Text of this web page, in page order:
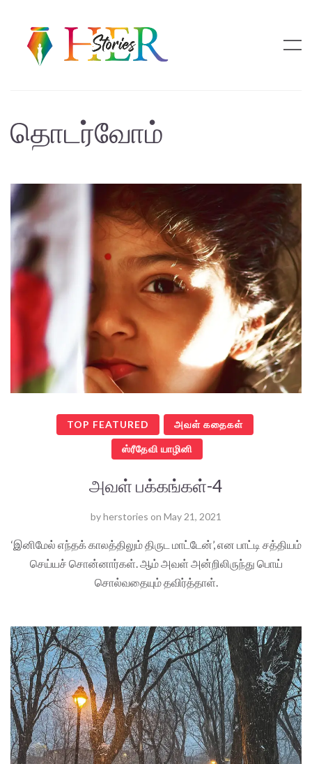
தொடர்வோம்
TOP FEATURED அவள் கதைகள்
ஸ்ரீதேவி யாழினி
அவள் பக்கங்கள்-4
byherstories on May 21, 2021
‘இனிமேல் எந்தக் காலத்திலும் திருட மாட்டேன்’, என பாட்டி சத்தியம்
செய்யச் சொன்னார்கள். ஆம் அவள் அன்றிலிருந்து பொய்
சொல்வதையும் தவிர்த்தாள்.